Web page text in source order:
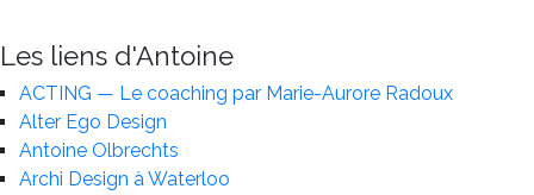
Les liens d'Antoine
ACTING — Le coaching par Marie-Aurore Radoux
Alter Ego Design
Antoine Olbrechts
Archi Design à Waterloo